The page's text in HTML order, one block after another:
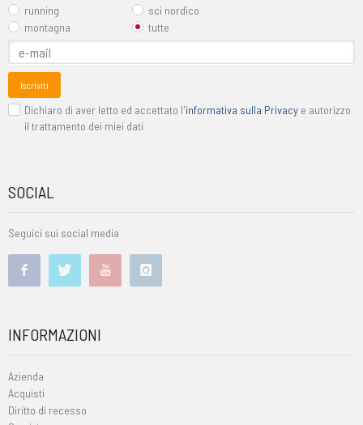
running
sci nordico
montagna
tutte
Iscriviti
Dichiaro di aver letto ed accettato l'informativa sulla Privacy e autorizzo
il trattamento dei miei dati
SOCIAL
Seguici sui social media
INFORMAZIONI
Azienda
Acquisti
Diritto di recesso